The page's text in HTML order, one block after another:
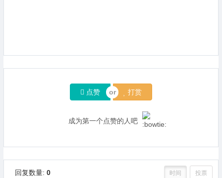
点赞 打赏
成为第一个点赞的人吧
回复数量: 0 时间 投票